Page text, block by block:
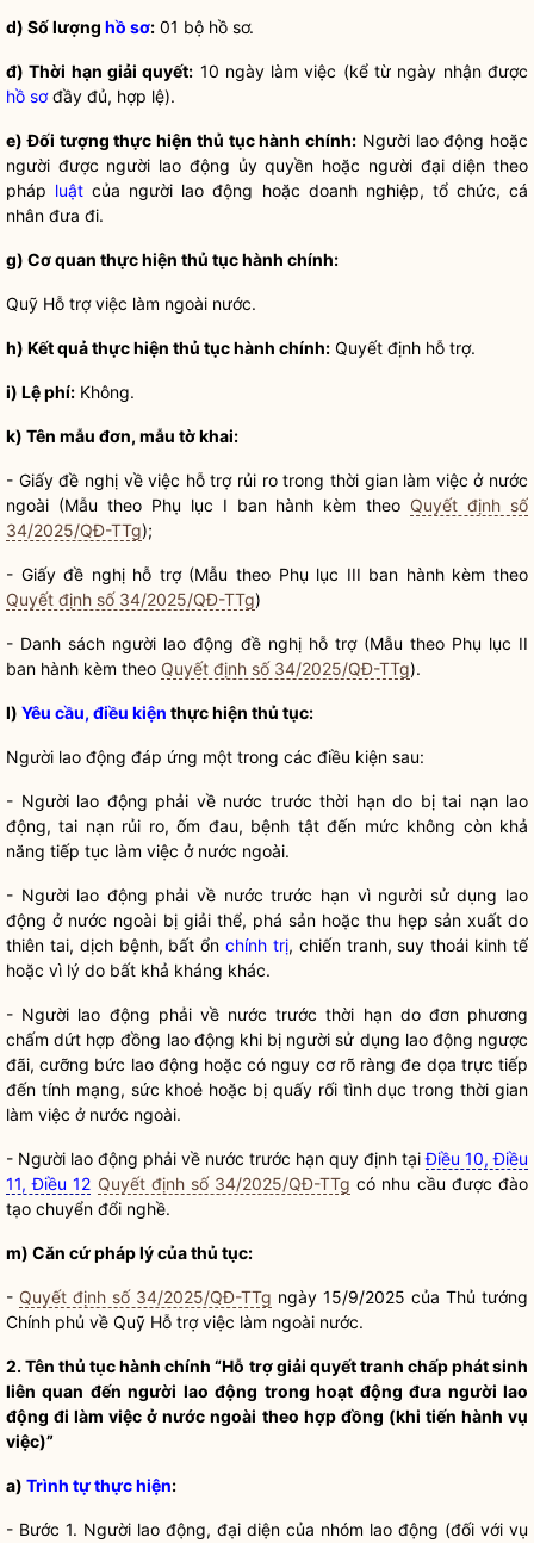
d) Số lượng hồ sơ: 01 bộ hồ sơ.
đ) Thời hạn giải quyết: 10 ngày làm việc (kể từ ngày nhận được
hồ sơđầy đủ, hợp lệ).
e) Đối tượng thực hiện thủ tục hành chính: Người lao động hoặc
người được người lao động ủyquyền hoặc người đại diện theo
pháp luật của người lao động hoặc doanh nghiệp, tổ chức, cá
nhân đưa đi.
g) Cơ quan thực hiện thủ tục hành chính:
Quỹ Hỗ trợ việc làm ngoài nước.
h) Kết quả thực hiện thủ tục hành chính: Quyết định hỗ trợ.
i) Lệ phí: Không.
k) Tên mẫu đơn, mẫu tờ khai:
- Giấy đề nghị về việc hỗ trợ rủi ro trong thời gian làm việc ở nước
ngoài (Mẫu theo Phụ lục I ban hành kèm theo Quyết định số
34/2025/QĐ-TTg);
- Giấy đề nghị hỗ trợ (Mẫu theo Phụ lục III ban hành kèm theo
Quyết định số 34/2025/QĐ-TTg)
- Danh sách người lao động đề nghị hỗ trợ (Mẫu theo Phụ lục II
ban hành kèm theo Quyết định số 34/2025/QĐ-TTg).
l) Yêu cầu, điều kiện thực hiện thủ tục:
Người lao động đáp ứng một trong các điều kiện sau:
- Người lao động phải về nước trước thời hạn do bị tai nạn lao
động, tai nạn rủi ro, ốm đau, bệnh tật đến mức không còn khả
năng tiếp tục làm việc ở nước ngoài.
- Người lao động phải về nước trước hạn vì người sử dụng lao
động ở nước ngoài bị giải thể, phá sản hoặc thu hẹp sản xuất do
thiên tai, dịch bệnh, bất ổnchính trị, chiến tranh, suy thoái kinh tế
hoặc vì lý do bất khả kháng khác.
- Người lao động phải về nước trước thời hạn do đơn phương
chấm dứt hợp đồng lao động khi bị người sử dụng lao động ngược
đãi, cưỡng bức lao động hoặc có nguy cơ rõ ràng đe dọa trực tiếp
đến tính mạng, sức khoẻ hoặc bị quấy rối tình dục trong thời gian
làm việc ở nước ngoài.
- Người lao động phải về nước trước hạn quy định tạiĐiều 10, Điều
11, Điều 12 Quyết định số 34/2025/QĐ-TTg có nhu cầu được đào
tạo chuyển đổi nghề.
m) Căn cứ pháp lý của thủ tục:
- Quyết định số 34/2025/QĐ-TTg ngày 15/9/2025 của Thủ tướng
Chính phủ về Quỹ Hỗ trợ việc làm ngoài nước.
2. Tênthủ tục hành chính “Hỗ trợgiải quyết tranh chấpphát sinh
liên quan đến người lao động trong hoạt động đưa người lao
động đi làm việc ở nước ngoài theo hợp đồng (khi tiến hành vụ
việc)”
a) Trình tự thực hiện:
- Bước 1. Người lao động, đại diện của nhóm lao động (đối với vụ